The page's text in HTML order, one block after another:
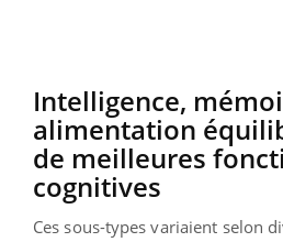
Intelligence,
alimentation
de meilleures
cognitives
Ces sous-types variaient selon